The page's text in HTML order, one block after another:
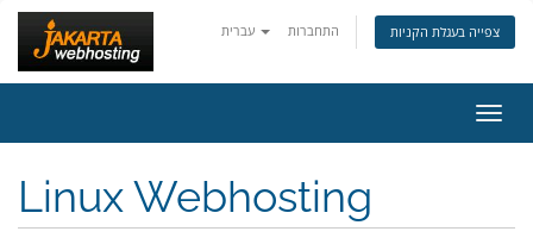
התחברות צפייה בעגלת הקניות
Linux Webhosting